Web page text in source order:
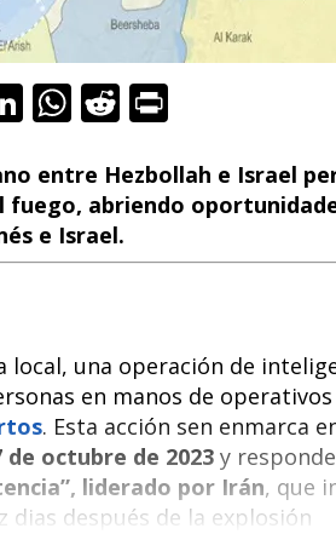
Li
k
e
dI
W
at
s
A
R
d
di
t
t
entre Hezbollah e Israel
fuego, abriendo
e Israel.
local, una operación de
en manos de
. Esta acción sen enmarca
de octubre de 2023y
liderado por Irán, que
dias después de la explosión